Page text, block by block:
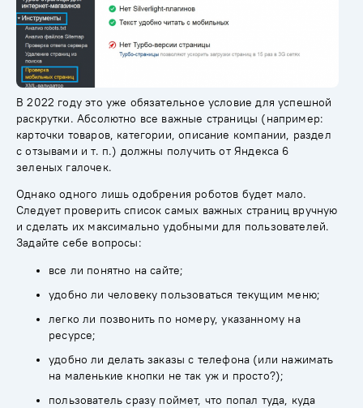
В 2022 году это уже обязательное условие для успешной
раскрутки. Абсолютно все важные страницы (например:
карточки товаров, категории, описание компании, раздел
с отзывами и т. п.) должны получить от Яндекса 6
зеленых галочек.
Однако одного лишь одобрения роботов будет мало.
Следует проверить список самых важных страниц вручную
и сделать их максимально удобными для пользователей.
Задайте себе вопросы:
все ли понятно на сайте;
удобно ли человеку пользоваться текущим меню;
легко ли позвонить по номеру, указанному на
ресурсе;
удобно ли делать заказы с телефона (или нажимать
на маленькие кнопки не так уж и просто?);
пользователь сразу поймет, что попал туда, куда